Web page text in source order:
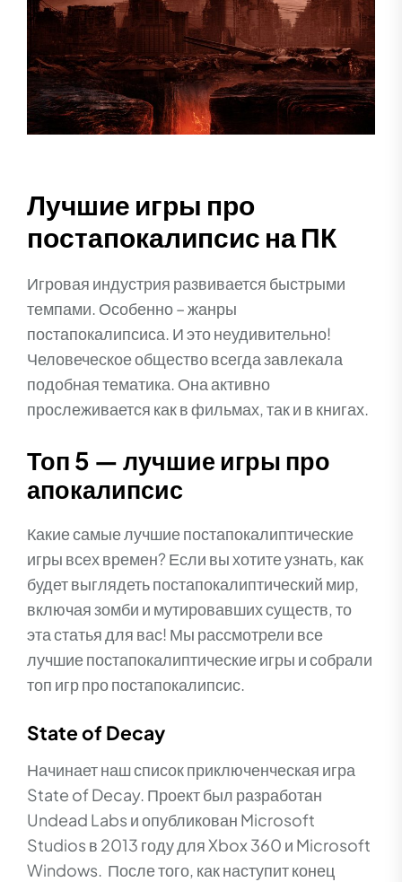
Лучшие игры про
постапокалипсис на ПК
Игровая индустрия развивается быстрыми
темпами. Особенно – жанры
постапокалипсиса. И это неудивительно!
Человеческое общество всегда завлекала
подобная тематика. Она активно
прослеживается как в фильмах, так и в книгах.
Топ 5 — лучшие игры про
апокалипсис
Какие самые лучшие постапокалиптические
игры всех времен? Если вы хотите узнать, как
будет выглядеть постапокалиптический мир,
включая зомби и мутировавших существ, то
эта статья для вас! Мы рассмотрели все
лучшие постапокалиптические игры и собрали
топ игр про постапокалипсис.
State of Decay
Начинает наш список приключенческая игра
State of Decay. Проект был разработан
Undead Labs и опубликован Microsoft
Studios в 2013 году для Xbox 360 и Microsoft
Windows. После того, как наступит конец